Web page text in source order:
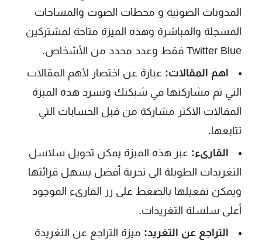
المدونات الصوتية و محطات الصوت والمساحات
المسجلة والمباشرة وهذه الميزة متاحة لمشتركين
Twitter Blue فقط وعدد محدد من الأشخاص.
اهم المقالات: عبارة عن اختصار لأهم المقالات
التي تم مشاركتها في شبكتك وتسرد هذه الميزة
المقالات الاكثر مشاركة من قبل الحسابات التي
تتابعها.
القارىء: عبر هذه الميزة يمكن تحويل سلاسل
التغريدات الطويلة الى تجربة أفضل يسهل قرائتها
ويمكن تفعيلها بالضغط على زر القارىء الموجود
أعلى سلسلة التغريدات.
التراجع عن التغريد: ميزة التراجع عن التغريدة